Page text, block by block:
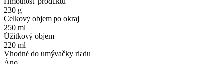
230 g
Celkový objem po okraj
250 ml
Úžitkový objem
220 ml
Vhodné do umývačky riadu
Áno